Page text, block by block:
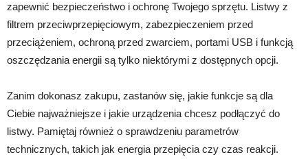
zapewnić bezpieczeństwo i ochronę Twojego sprzętu. Listwy z
filtrem przeciwprzepięciowym, zabezpieczeniem przed
przeciążeniem, ochroną przed zwarciem, portami USB i funkcją
oszczędzania energii są tylko niektórymi z dostępnych opcji.
Zanim dokonasz zakupu, zastanów się, jakie funkcje są dla
Ciebie najważniejsze i jakie urządzenia chcesz podłączyć do
listwy. Pamiętaj również o sprawdzeniu parametrów
technicznych, takich jak energia przepięcia czy czas reakcji.